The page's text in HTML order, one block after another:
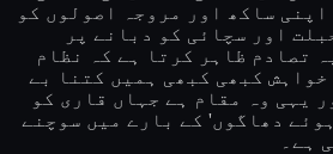
ساکھ اور مروجہ اصولوں کو
اور سچائی کو دبانے پر
تصادم ظاہر کرتا ہے کہ نظام
کبھی کبھی ہمیں کتنا بے
یہی وہ مقام ہے جہاں قاری کو
دھاگوں' کے بارے میں سوچنے
ہے۔